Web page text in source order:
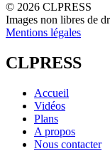
© 2026 CLPRESS
Images non libres de
Mentions légales
CLPRESS
Accueil
Vidéos
Plans
A propos
Nous contacter